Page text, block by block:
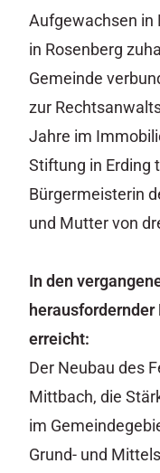
Aufgewachsen in
in Rosenberg
Gemeinde
zur
Jahre im
Stiftung in Erding
Bürgermeisterin
und Mutter von
In den
herausfordernder
erreicht:
Der Neubau des
Mittbach, die
im
Grund- und